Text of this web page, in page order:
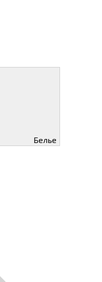
Белье